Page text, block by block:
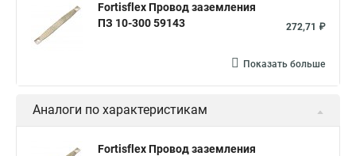
Fortisflex Провод заземления
ПЗ 10-300 59143
272,71 ₽
Показать больше
Аналоги по характеристикам
Fortisflex Провод заземления